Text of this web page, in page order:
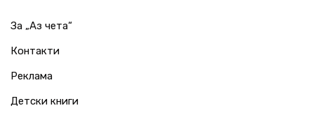
За „Аз чета“
Контакти
Реклама
Детски книги